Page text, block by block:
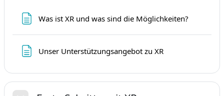
Was ist XR und was sind die Möglichkeiten?
Unser Unterstützungsangebot zu XRStranica